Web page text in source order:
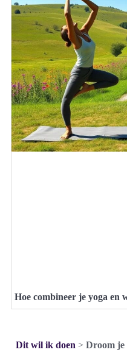
Hoe combineer je yoga en
Dit wil ik doen > Droom je